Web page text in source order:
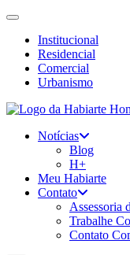
Institucional
Residencial
Comercial
Urbanismo
Notícias
Blog
H+
Meu Habiarte
Contato
Assessoria
Trabalhe
Contato